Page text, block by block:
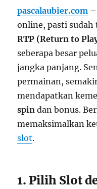
pascalaubier.com
online, pasti
RTP (Return to
seberapa besar
jangka panjang.
permainan,
mendapatkan
spin dan bonus.
memaksimalkan
slot.
1. Pilih Slot